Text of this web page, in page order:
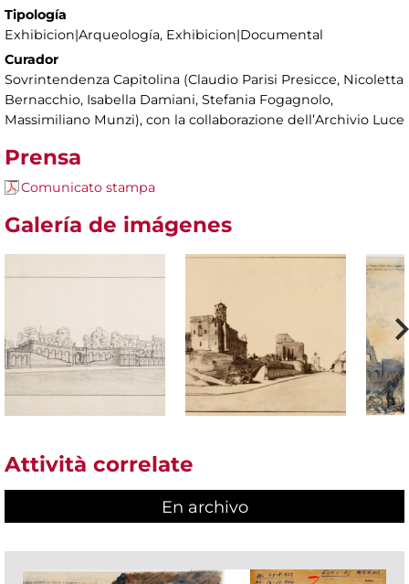
Tipología
Exhibicion|Arqueología, Exhibicion|Documental
Curador
Sovrintendenza Capitolina (Claudio Parisi Presicce, Nicoletta
Bernacchio, Isabella Damiani, Stefania Fogagnolo,
Massimiliano Munzi), con la collaborazione dell’Archivio Luce
Prensa
Comunicato stampa
Galería de imágenes
Attività correlate
En archivo